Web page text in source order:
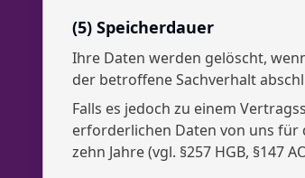
(5) Speicherdauer
Ihre Daten werden gelöscht,
der betroffene Sachverhalt
Falls es jedoch zu einem
erforderlichen Daten von uns
zehn Jahre (vgl. §257 HGB, §147